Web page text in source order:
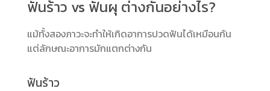
ฟันร้าว vs ฟันผุ ต่างกันอย่างไร?
แม้ทั้งสองภาวะจะทำให้เกิดอาการปวดฟันได้เหมือนกัน
แต่ลักษณะอาการมักแตกต่างกัน
ฟันร้าว